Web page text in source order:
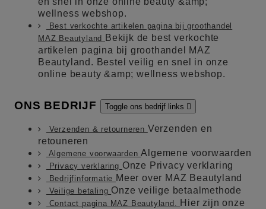
wellness webshop.
Best verkochte artikelen pagina bij groothandel
MAZ Beautyland Bekijk de best verkochte
artikelen pagina bij groothandel MAZ
Beautyland. Bestel veilig en snel in onze
online beauty &amp; wellness webshop.
ONS BEDRIJF Toggle ons bedrijf links 
Verzenden & retourneren Verzenden en
retouneren
Algemene voorwaardenAlgemene voorwaarden
Privacy verklaring Onze Privacy verklaring
Bedrijfinformatie Meer over MAZ Beautyland
Veilige betaling Onze veilige betaalmethode
Contact pagina MAZ Beautyland.
Hier zijn onze